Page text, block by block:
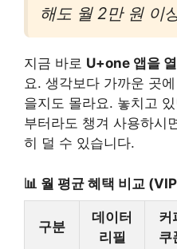
해도 월 2만 원 이
지금 바로 U+one 앱을
요. 생각보다 가까운 곳
을지도 몰라요. 놓치고
부터라도 챙겨 사용하시
히 덜 수 있습니다.
📊 월 평균 혜택 비교
구분
데이터
리필
커
쿠